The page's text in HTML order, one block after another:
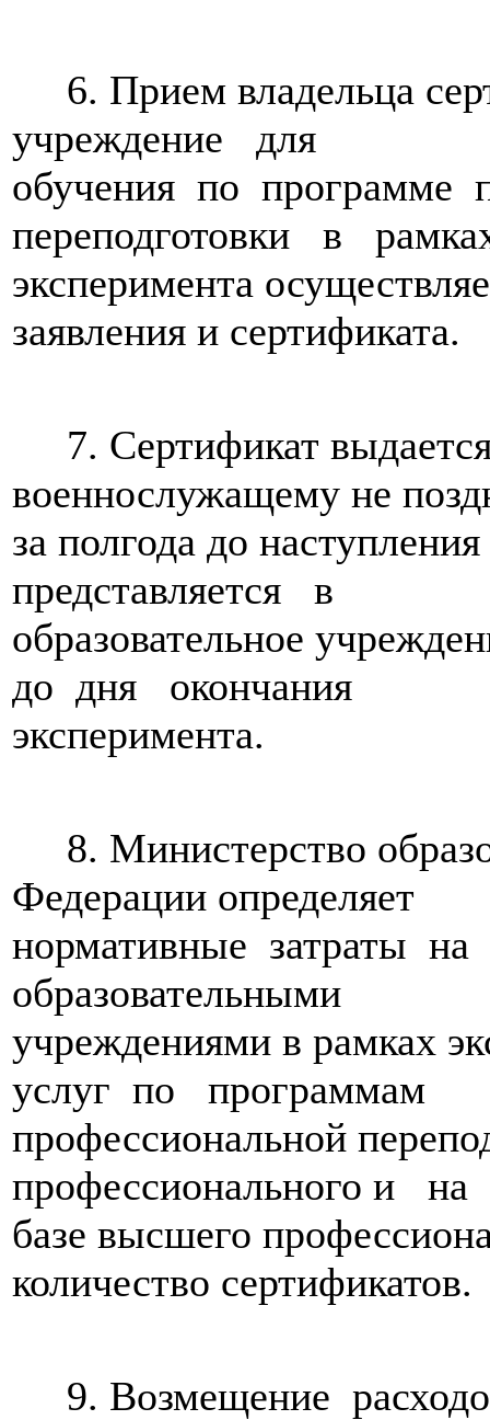
6. Прием владельца
учреждение для
обучения по программе
переподготовки в
эксперимента
заявления и сертификата.
7. Сертификат
военнослужащему не
за полгода до
представляется в
образовательное
до дня окончания
эксперимента.
8. Министерство
Федерации определяет
нормативные затраты
образовательными
учреждениями в рамках
услуг по программам
профессиональной
профессионального и на
базе высшего
количество сертификатов.
9. Возмещение